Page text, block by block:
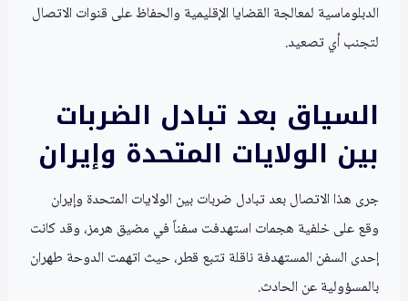
الدبلوماسية لمعالجة القضايا الإقليمية والحفاظ على قنوات الاتصال
لتجنب أي تصعيد.
السياق بعد تبادل الضربات
بين الولايات المتحدة وإيران
جرى هذا الاتصال بعد تبادل ضربات بين الولايات المتحدة وإيران
وقع على خلفية هجمات استهدفت سفناً في مضيق هرمز، وقد كانت
إحدى السفن المستهدفة ناقلة تتبع قطر، حيث اتهمت الدوحة طهران
بالمسؤولية عن الحادث.